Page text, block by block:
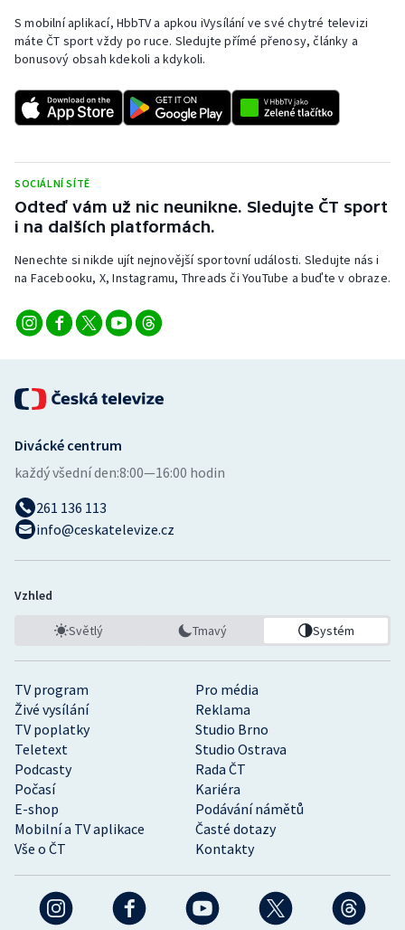
Short track
Sportovní střelba
Triatlon
Veslování
Vodní slalom
Volejbal
S mobilní aplikací, HbbTV a apkou iVysílání ve své chytré televizi
máte ČT sport vždy po ruce. Sledujte přímé přenosy, články a
bonusový obsah kdekoli a kdykoli.
SOCIÁLNÍ SÍTĚ
Odteď vám už nic neunikne. Sledujte ČT sport
i na dalších platformách.
Nenechte si nikde ujít nejnovější sportovní události. Sledujte nás i
na Facebooku, X, Instagramu, Threads či YouTube a buďte v obraze.
TV program
Pro média
Živé vysílání
Reklama
TV poplatky
Studio Brno
Teletext
Studio Ostrava
Podcasty
Rada ČT
Počasí
Kariéra
E-shop
Podávání námětů
Mobilní a TV aplikace
Časté dotazy
Vše o ČT
Kontakty
Divácké centrum
každý všední den:8:00—16:00 hodin
261 136 113
info@ceskatelevize.cz
Vzhled
Světlý Tmavý Systém